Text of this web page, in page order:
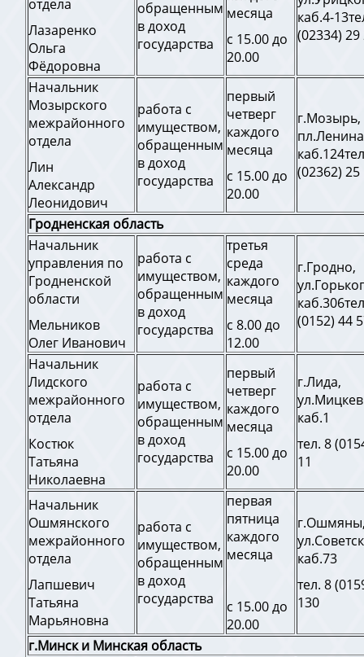
отдела
Лазаренко
Ольга
Фёдоровна
обращенным
в доход
государства
месяца
с 15.00 до
20.00
каб.4-
(02334) 29
Начальник
Мозырского
межрайонного
отдела
Лин
Александр
Леонидович
работа с
имуществом,
обращенным
в доход
государства
первый
четверг
каждого
месяца
с 15.00 до
20.00
г.Мозырь,
(02362) 25
Гродненская область
Начальник
управления по
Гродненской
области
Мельников
Олег Иванович
работа с
имуществом,
обращенным
в доход
государства
третья
среда
каждого
месяца
с 8.00 до
12.00
г.Гродно,
(0152) 44
Начальник
Лидского
межрайонного
отдела
Костюк
Татьяна
Николаевна
работа с
имуществом,
обращенным
в доход
государства
первый
четверг
каждого
месяца
с 15.00 до
20.00
г.Лида,
каб.1
тел. 8
11
Начальник
Ошмянского
межрайонного
отдела
Лапшевич
Татьяна
Марьяновна
работа с
имуществом,
обращенным
в доход
государства
первая
пятница
каждого
месяца
с 15.00 до
20.00
каб.73
тел. 8
130
г.Минск и Минская область